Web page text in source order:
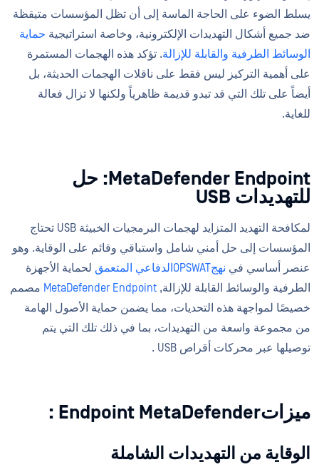
يسلط الضوء على الحاجة الماسة إلى أن تظل المؤسسات متيقظة
ضد جميع أشكال التهديدات الإلكترونية، وخاصة استراتيجية حماية
الوسائط الطرفية والقابلة للإزالة. تؤكد هذه الهجمات المستمرة
على أهمية التركيز ليس فقط على ناقلات الهجمات الحديثة، بل
أيضاً على تلك التي قد تبدو قديمة ظاهرياً ولكنها لا تزال فعالة
للغاية.
MetaDefender Endpoint: حل
للتهديدات USB
لمكافحة التهديد المتزايد لهجمات البرمجيات الخبيثة USB تحتاج
المؤسسات إلى حل أمني شامل واستباقي وقائم على الوقاية. وهو
عنصر أساسي في نهجOPSWATالدفاعي المتعمق
لحماية الأجهزة
الطرفية والوسائط القابلة للإزالة, MetaDefender Endpoint مصمم
خصيصًا لمواجهة هذه التحديات، مما يضمن حماية الأصول الهامة
من مجموعة واسعة من التهديدات، بما في ذلك تلك التي يتم
توصيلها عبر محركات أقراص USB .
ميزاتEndpoint MetaDefender :
الوقاية من التهديدات الشاملة